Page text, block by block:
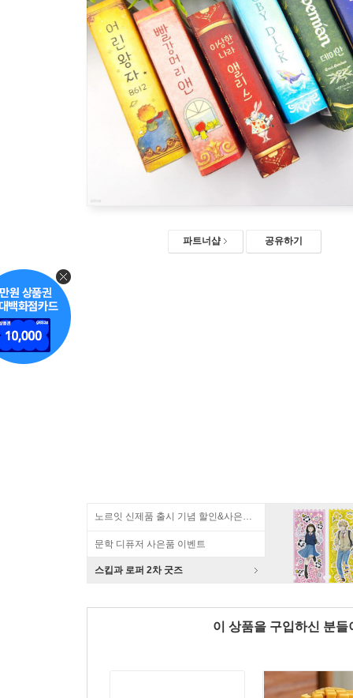
파트너샵 공유하기
노르잇 신제품 출시 기념 할인&사은품 증정!
문학 디퓨저 사은품 이벤트
스킵과 로퍼 2차 굿즈
이 상품을 구입하신 분